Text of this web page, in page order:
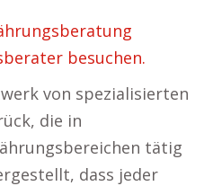
besuchen.
von spezialisierten
die in
tätig
dass jeder